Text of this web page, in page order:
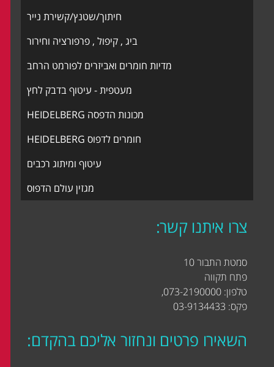
חיתוך/שטנץ/קשירת נייר
ביג , קיפול , פרפורציה וחירור
מדיות חומרים ואביזרים לפורמט הרחב
מעטפית - עיטוף בדבק לחץ
מכונות הדפסה HEIDELBERG
חומרים לדפוס HEIDELBERG
עיטוף ומיתוג רכבים
מגזין עולם הדפוס
צרו איתנו קשר:
סמטת התבור 10
פתח תקווה
טלפון: 073-2190000,
פקס: 03-9134433
השאירו פרטים ונחזור אליכם בהקדם: